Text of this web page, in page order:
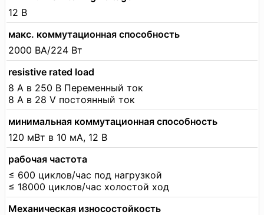
12 В
макс. коммутационная способность
2000 ВА/224 Вт
resistive rated load
8 А в 250 В Переменный ток
8 А в 28 V постоянный ток
минимальная коммутационная способность
120 мВт в 10 мА, 12 В
рабочая частота
≤ 600 циклов/час под нагрузкой
≤ 18000 циклов/час холостой ход
Механическая износостойкость